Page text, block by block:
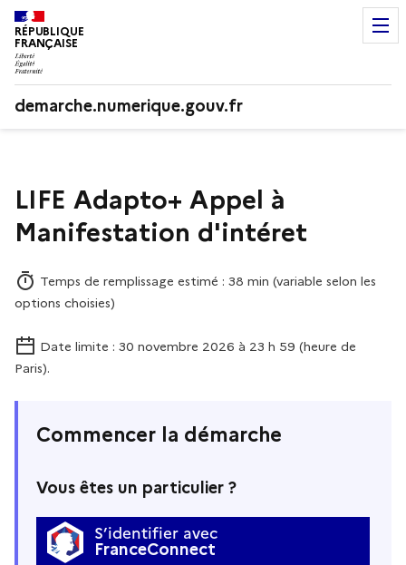
RÉPUBLIQUE
FRANÇAISE
demarche.numerique.gouv.fr
LIFE Adapto+ Appel à
Manifestation d'intéret
Temps de remplissage estimé : 38 min (variable selon les
options choisies)
Date limite : 30 novembre 2026 à 23 h 59 (heure de
Paris).
Commencer la démarche
Vous êtes un particulier ?
S’identifier avec
FranceConnect